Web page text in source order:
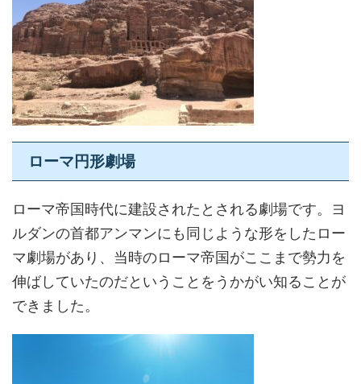
ローマ円形劇場
ローマ帝国時代に建設されたとされる劇場です。ヨ
ルダンの首都アンマンにも同じような形をしたロー
マ劇場があり、当時のローマ帝国がここまで勢力を
伸ばしていたのだということをうかがい知ることが
できました。